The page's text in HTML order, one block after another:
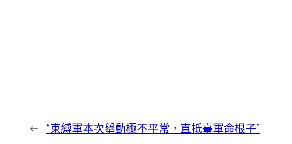
← “束縛軍本次舉動極不平常，直抵臺軍命根子”